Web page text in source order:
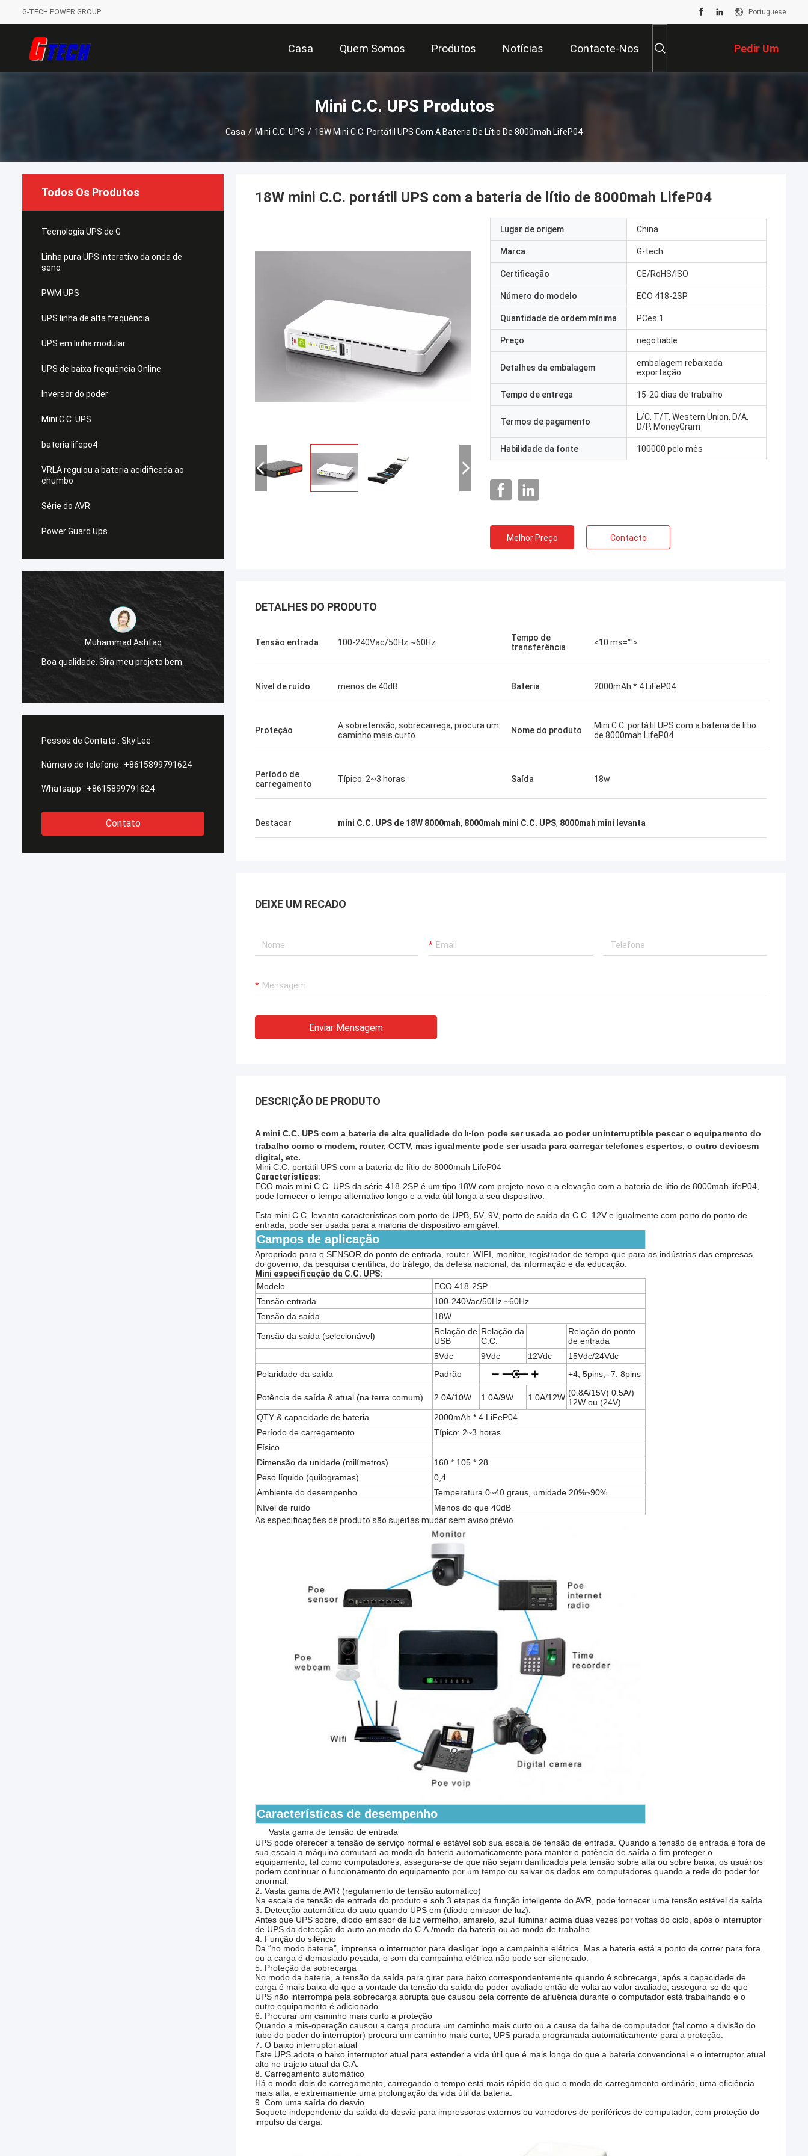
G-TECH POWER GROUP Portuguese
Casa Quem Somos Produtos Notícias Contacte-Nos Pedir Um
Orçamento
Mini C.C. UPS Produtos
Casa / Mini C.C. UPS / 18W Mini C.C. Portátil UPS Com A Bateria De Lítio De 8000mah LifeP04
Todos Os Produtos
Tecnologia UPS de G
Linha pura UPS interativo da onda de
seno
PWM UPS
UPS linha de alta freqüência
UPS em linha modular
UPS de baixa frequência Online
Inversor do poder
Mini C.C. UPS
bateria lifepo4
VRLA regulou a bateria acidificada ao
chumbo
Série do AVR
Power Guard Ups
Muhammad Ashfaq
Boa qualidade. Sira meu projeto bem.
Eu sou satisfeito muito com os produtos
da G-tecnologia, a qualidade é muito boa e
Pessoa de Contato : Sky Lee
Número de telefone : +8615899791624
Whatsapp : +8615899791624
Contato
18W mini C.C. portátil UPS com a bateria de lítio de 8000mah LifeP04
Lugar de origem China
Marca G-tech
Certificação CE/RoHS/ISO
Número do modelo ECO 418-2SP
Quantidade de ordem mínima PCes 1
Preço negotiable
Detalhes da embalagem
embalagem rebaixada
exportação
Tempo de entrega 15-20 dias de trabalho
Termos de pagamento
L/C, T/T, Western Union, D/A,
D/P, MoneyGram
Habilidade da fonte 100000 pelo mês
Melhor Preço Contacto
DETALHES DO PRODUTO
Tensão entrada 100-240Vac/50Hz ~60Hz
Tempo de
transferência
<10 ms="">
Nível de ruído menos de 40dB Bateria 2000mAh * 4 LiFeP04
Proteção
A sobretensão, sobrecarrega, procura um
caminho mais curto
Nome do produto
Mini C.C. portátil UPS com a bateria de lítio
de 8000mah LifeP04
Período de
carregamento
Típico: 2~3 horas Saída 18w
Destacar mini C.C. UPS de 18W 8000mah, 8000mah mini C.C. UPS, 8000mah mini levanta
DEIXE UM RECADO
Enviar Mensagem
DESCRIÇÃO DE PRODUTO
A mini C.C. UPS com a bateria de alta qualidade do li-íon pode ser usada ao poder uninterruptible pescar o equipamento do
trabalho como o modem, router, CCTV, mas igualmente pode ser usada para carregar telefones espertos, o outro devicesm
digital, etc.
Mini C.C. portátil UPS com a bateria de lítio de 8000mah LifeP04
Características:
ECO mais mini C.C. UPS da série 418-2SP é um tipo 18W com projeto novo e a elevação com a bateria de lítio de 8000mah lifeP04,
pode fornecer o tempo alternativo longo e a vida útil longa a seu dispositivo.
Esta mini C.C. levanta características com porto de UPB, 5V, 9V, porto de saída da C.C. 12V e igualmente com porto do ponto de
entrada, pode ser usada para a maioria de dispositivo amigável.
Campos de aplicação
Apropriado para o SENSOR do ponto de entrada, router, WIFI, monitor, registrador de tempo que para as indústrias das empresas,
do governo, da pesquisa científica, do tráfego, da defesa nacional, da informação e da educação.
Mini especificação da C.C. UPS:
Modelo
ECO 418-2SP
Tensão entrada
100-240Vac/50Hz ~60Hz
Tensão da saída
18W
Tensão da saída (selecionável)
Relação de
USB
Relação da
C.C.
Relação do ponto
de entrada
5Vdc
9Vdc 12Vdc
15Vdc/24Vdc
Polaridade da saída
Padrão +4, 5pins, -7, 8pins
Potência de saída & atual (na terra comum) 2.0A/10W 1.0A/9W 1.0A/12W (0.8A/15V) 0.5A/)
12W ou (24V)
QTY & capacidade de bateria
2000mAh * 4 LiFeP04
Período de carregamento
Típico: 2~3 horas
Físico
Dimensão da unidade (milímetros)
160 * 105 * 28
Peso líquido (quilogramas)
0,4
Ambiente do desempenho
Temperatura 0~40 graus, umidade 20%~90%
Nível de ruído
Menos do que 40dB
As especificações de produto são sujeitas mudar sem aviso prévio.
Características de desempenho
Vasta gama de tensão de entrada
UPS pode oferecer a tensão de serviço normal e estável sob sua escala de tensão de entrada. Quando a tensão de entrada é fora de
sua escala a máquina comutará ao modo da bateria automaticamente para manter o potência de saída a fim proteger o
equipamento, tal como computadores, assegura-se de que não sejam danificados pela tensão sobre alta ou sobre baixa, os usuários
podem continuar o funcionamento do equipamento por um tempo ou salvar os dados em computadores quando a rede do poder for
anormal.
2. Vasta gama de AVR (regulamento de tensão automático)
Na escala de tensão de entrada do produto e sob 3 etapas da função inteligente do AVR, pode fornecer uma tensão estável da saída.
3. Detecção automática do auto quando UPS em (diodo emissor de luz).
Antes que UPS sobre, diodo emissor de luz vermelho, amarelo, azul iluminar acima duas vezes por voltas do ciclo, após o interruptor
de UPS da detecção do auto ao modo da C.A./modo da bateria ou ao modo de trabalho.
4. Função do silêncio
Da “no modo bateria”, imprensa o interruptor para desligar logo a campainha elétrica. Mas a bateria está a ponto de correr para fora
ou a carga é demasiado pesada, o som da campainha elétrica não pode ser silenciado.
5. Proteção da sobrecarga
No modo da bateria, a tensão da saída para girar para baixo correspondentemente quando é sobrecarga, após a capacidade de
carga é mais baixa do que a vontade da tensão da saída do poder avaliado então de volta ao valor avaliado, assegura-se de que
UPS não interrompa pela sobrecarga abrupta que causou pela corrente de afluência durante o computador está trabalhando e o
outro equipamento é adicionado.
6. Procurar um caminho mais curto a proteção
Quando a mis-operação causou a carga procura um caminho mais curto ou a causa da falha de computador (tal como a divisão do
tubo do poder do interruptor) procura um caminho mais curto, UPS parada programada automaticamente para a proteção.
7. O baixo interruptor atual
Este UPS adota o baixo interruptor atual para estender a vida útil que é mais longa do que a bateria convencional e o interruptor atual
alto no trajeto atual da C.A.
8. Carregamento automático
Há o modo dois de carregamento, carregando o tempo está mais rápido do que o modo de carregamento ordinário, uma eficiência
mais alta, e extremamente uma prolongação da vida útil da bateria.
9. Com uma saída do desvio
Soquete independente da saída do desvio para impressoras externos ou varredores de periféricos de computador, com proteção do
impulso da carga.